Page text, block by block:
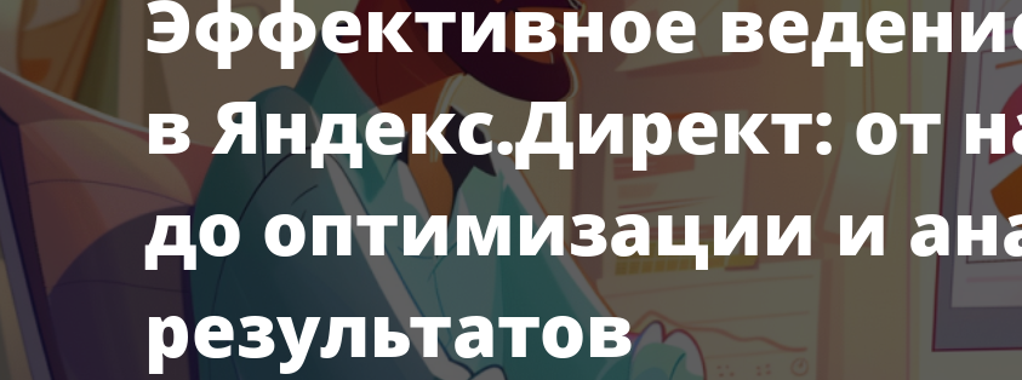
Эффективное
в Яндекс.Директ: от
до оптимизации и
результатов